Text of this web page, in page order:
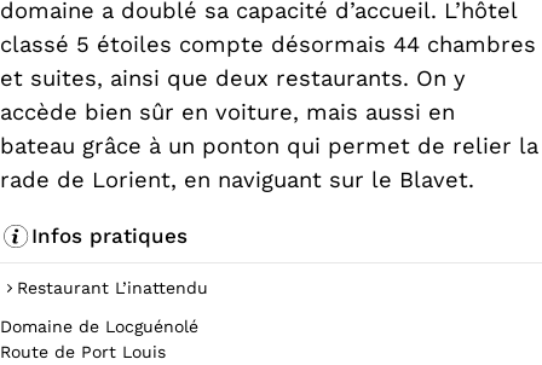
domaine a doublé sa capacité d’accueil. L’hôtel
classé 5 étoiles compte désormais 44 chambres
et suites, ainsi que deux restaurants. On y
accède bien sûr en voiture, mais aussi en
bateau grâce à un ponton qui permet de relier la
rade de Lorient, en naviguant sur le Blavet.
Infos pratiques
Restaurant L’inattendu
Domaine de Locguénolé
Route de Port Louis